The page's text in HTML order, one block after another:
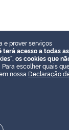
e prover serviços
terá acesso a todas as
os cookies que
Para escolher quais
nossa Declaração